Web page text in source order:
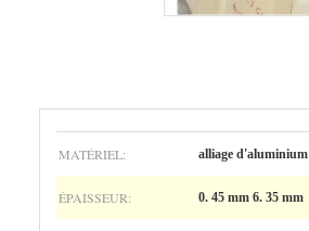
MATÉRIEL: alliage d'aluminium
ÉPAISSEUR: 0. 45 mm 6. 35 mm